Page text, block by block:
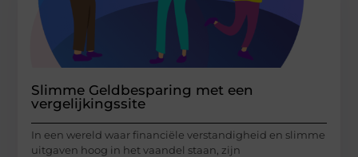
Slimme Geldbesparing met een
vergelijkingssite
In een wereld waar financiële verstandigheid en slimme
uitgaven hoog in het vaandel staan, zijn